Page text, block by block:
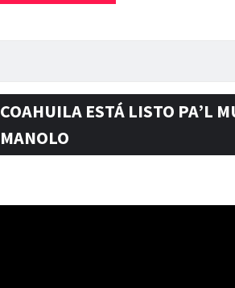
COAHUILA ESTÁ LISTO PA’L
MANOLO